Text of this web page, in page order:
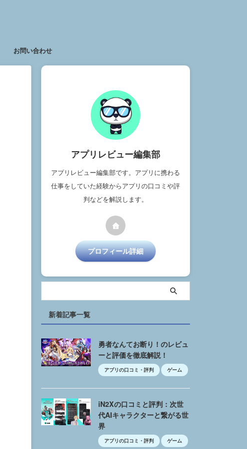
お問い合わせ
アプリレビュー編集部
アプリレビュー編集部です。アプリに携わる
仕事をしていた経験からアプリの口コミや評
判などを解説します。
プロフィール詳細
新着記事一覧
勇者なんてお断り！のレビュ
ーと評価を徹底解説！
アプリの口コミ・評判 ゲーム
iN2Xの口コミと評判：次世
代AIキャラクターと繋がる世
界
アプリの口コミ・評判 ゲーム